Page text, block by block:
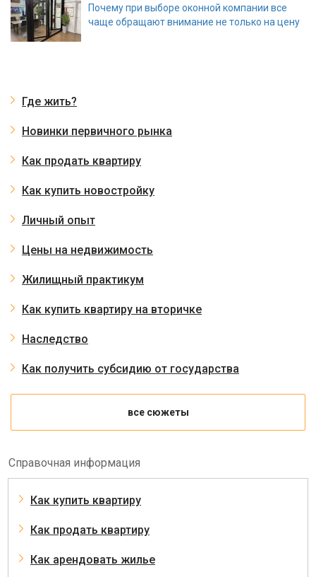
Почему при выборе оконной компании все
чаще обращают внимание не только на цену
Где жить?
Новинки первичного рынка
Как продать квартиру
Как купить новостройку
Личный опыт
Цены на недвижимость
Жилищный практикум
Как купить квартиру на вторичке
Наследство
Как получить субсидию от государства
все сюжеты
Справочная информация
Как купить квартиру
Как продать квартиру
Как арендовать жилье